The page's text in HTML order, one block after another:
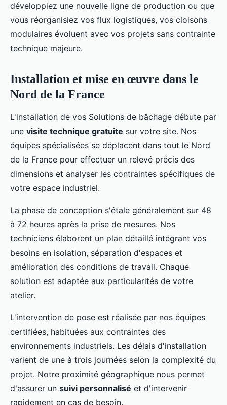
développiez une nouvelle ligne de production ou que
vous réorganisiez vos flux logistiques, vos cloisons
modulaires évoluent avec vos projets sans contrainte
technique majeure.
Installation et mise en œuvre dans le
Nord de la France
L'installation de vos Solutions de bâchage débute par
une visite technique gratuite sur votre site. Nos
équipes spécialisées se déplacent dans tout le Nord
de la France pour effectuer un relevé précis des
dimensions et analyser les contraintes spécifiques de
votre espace industriel.
La phase de conception s'étale généralement sur 48
à 72 heures après la prise de mesures. Nos
techniciens élaborent un plan détaillé intégrant vos
besoins en isolation, séparation d'espaces et
amélioration des conditions de travail. Chaque
solution est adaptée aux particularités de votre
atelier.
L'intervention de pose est réalisée par nos équipes
certifiées, habituées aux contraintes des
environnements industriels. Les délais d'installation
varient de une à trois journées selon la complexité du
projet. Notre proximité géographique nous permet
d'assurer un suivi personnalisé et d'intervenir
rapidement en cas de besoin.